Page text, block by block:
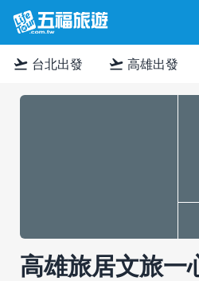
flight_takeoff 台北出發 flight_takeoff 高雄出發
高雄旅居文旅一